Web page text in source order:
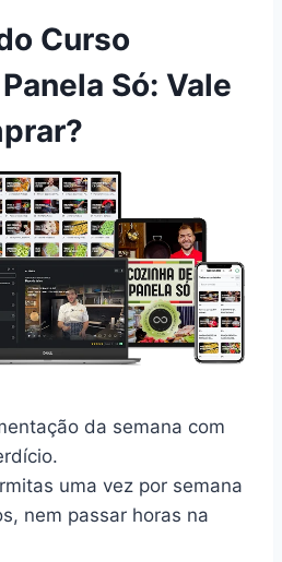
Curso
Só: Vale
da semana com
uma vez por semana
nem passar horas na